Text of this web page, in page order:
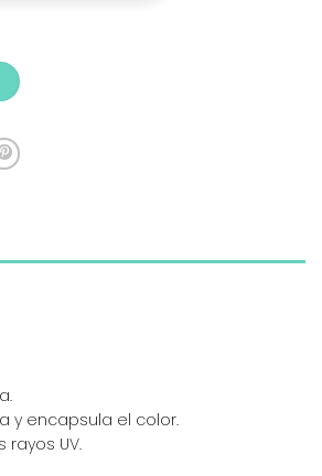
y encapsula el color.
UV.